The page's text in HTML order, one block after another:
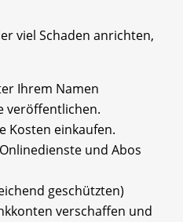
viel Schaden anrichten,
Ihrem Namen
veröffentlichen.
Kosten einkaufen.
und Abos
geschützten)
verschaffen und